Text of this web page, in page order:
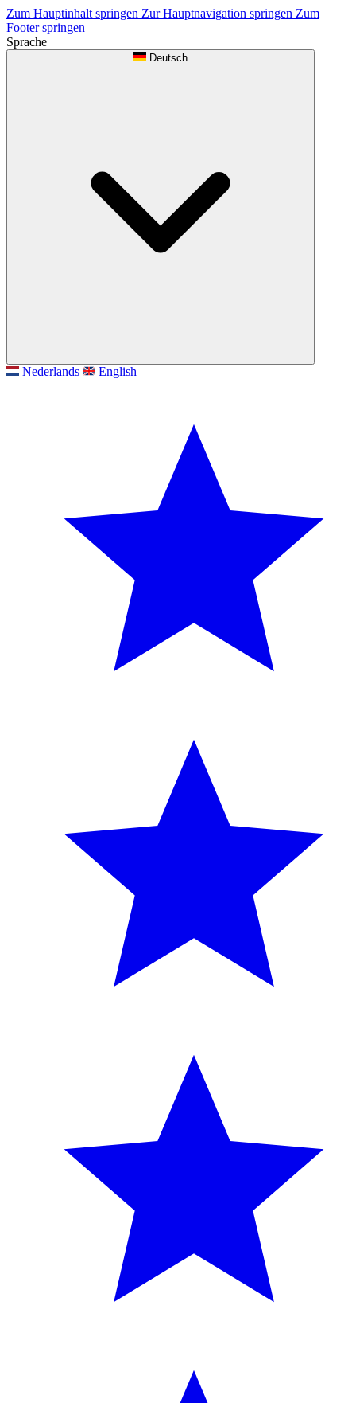
Zum Hauptinhalt springen Zur Hauptnavigation springen Zum
Footer springen
Sprache
Deutsch
Nederlands English